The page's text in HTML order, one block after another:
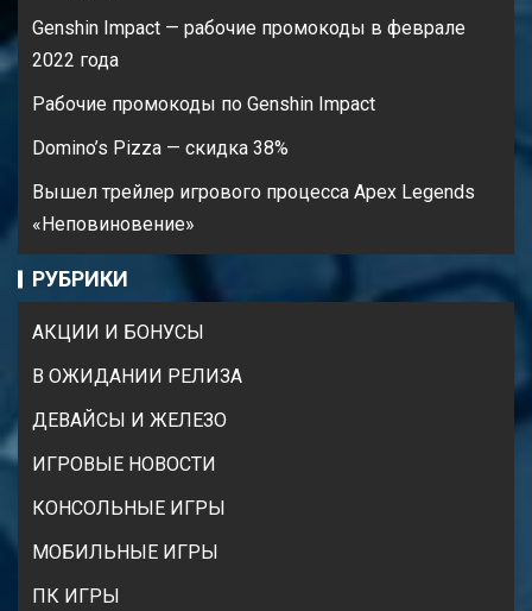
Genshin Impact — рабочие промокоды в феврале
2022 года
Рабочие промокоды по Genshin Impact
Domino’s Pizza — cкидка 38%
Вышел трейлер игрового процесса Apex Legends
«Неповиновение»
РУБРИКИ
АКЦИИ И БОНУСЫ
В ОЖИДАНИИ РЕЛИЗА
ДЕВАЙСЫ И ЖЕЛЕЗО
ИГРОВЫЕ НОВОСТИ
КОНСОЛЬНЫЕ ИГРЫ
МОБИЛЬНЫЕ ИГРЫ
ПК ИГРЫ